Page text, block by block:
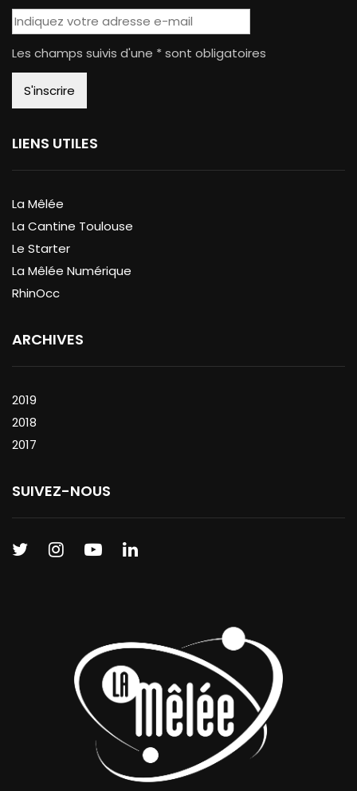
Les champs suivis d'une * sont obligatoires
LIENS UTILES
La Mêlée
La Cantine Toulouse
Le Starter
La Mêlée Numérique
RhinOcc
ARCHIVES
2019
2018
2017
SUIVEZ-NOUS